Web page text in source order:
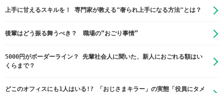
上手に甘えるスキルを！ 専門家が教える"奢られ上手になる方法"とは？
後輩はどう振る舞うべき？ 職場の“おごり事情”
5000円がボーダーライン？ 先輩社会人に聞いた、新人におごれる額はい
くらまで？
どこのオフィスにも1人はいる!? 「おじさまキラー」の実態「役員にタメ